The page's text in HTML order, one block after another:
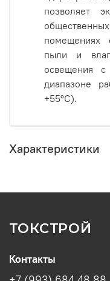
позволяет
помещениях
пыли и
освещения
диапазоне
+55°C).
Характеристики
ТОКСТРОЙ
Контакты